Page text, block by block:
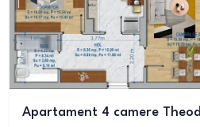
Apartament 4 camere